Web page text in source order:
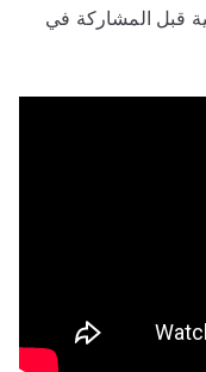
قبل المشاركة في